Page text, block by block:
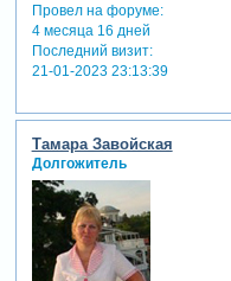
Провел на форуме:
4 месяца 16 дней
Последний визит:
21-01-2023 23:13:39
Тамара Завойская
Долгожитель